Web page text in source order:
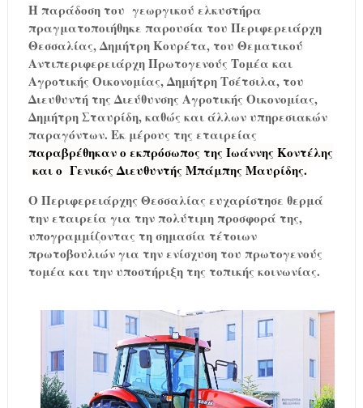
Η παράδοση του γεωργικού ελκυστήρα
πραγματοποιήθηκε παρουσία του Περιφερειάρχη
Θεσσαλίας, Δημήτρη Κουρέτα, του Θεματικού
Αντιπεριφερειάρχη Πρωτογενούς Τομέα και
Αγροτικής Οικονομίας, Δημήτρη Τσέτσιλα, του
Διευθυντή της Διεύθυνσης Αγροτικής Οικονομίας,
Δημήτρη Σταυρίδη, καθώς και άλλων υπηρεσιακών
παραγόντων. Εκ μέρους της εταιρείας
παραβρέθηκαν ο εκπρόσωπος της Ιωάννης Κοντέλης
και ο Γενικός Διευθυντής Μπάμπης Μαυρίδης.
Ο Περιφερειάρχης Θεσσαλίας ευχαρίστησε θερμά
την εταιρεία για την πολύτιμη προσφορά της,
υπογραμμίζοντας τη σημασία τέτοιων
πρωτοβουλιών για την ενίσχυση του πρωτογενούς
τομέα και την υποστήριξη της τοπικής κοινωνίας.